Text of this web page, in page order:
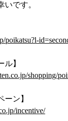
いです。
poikatsu?l-
ル】
shopping/
ーン】
incentive/